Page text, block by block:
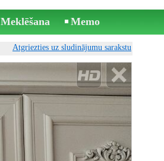
Meklēšana Memo
Atgriezties uz sludinājumu sarakstu